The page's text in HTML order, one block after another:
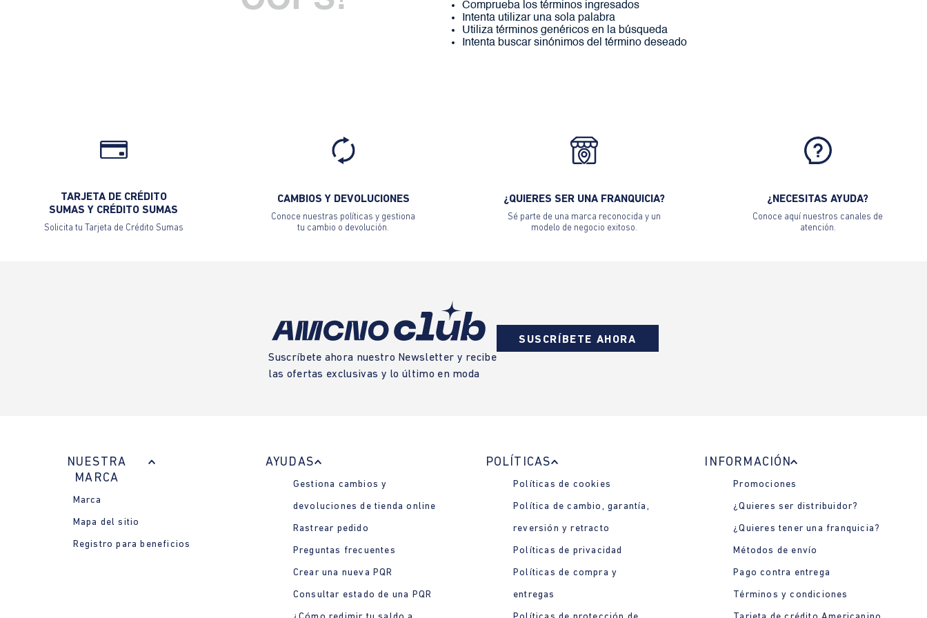
Comprueba los términos ingresados
Intenta utilizar una sola palabra
Utiliza términos genéricos en la búsqueda
Intenta buscar sinónimos del término deseado
TARJETA DE CRÉDITO
SUMAS Y CRÉDITO SUMAS
Solicita tu Tarjeta de Crédito Sumas
CAMBIOS Y DEVOLUCIONES
Conoce nuestras políticas y gestiona
tu cambio o devolución.
¿QUIERES SER UNA FRANQUICIA?
Sé parte de una marca reconocida y un
modelo de negocio exitoso.
¿NECESITAS AYUDA?
Conoce aquí nuestros canales de
atención.
Suscríbete ahora nuestro Newsletter y recibe
las ofertas exclusivas y lo último en moda
SUSCRÍBETE AHORA
NUESTRA
MARCA
Marca
Mapa del sitio
Registro para beneficios
AYUDAS
Gestiona cambios y
devoluciones de tienda online
Rastrear pedido
Preguntas frecuentes
Crear una nueva PQR
Consultar estado de una PQR
POLÍTICAS
Políticas de cookies
Política de cambio, garantía,
reversión y retracto
Políticas de privacidad
Políticas de compra y
entregas
INFORMACIÓN
Promociones
¿Quieres ser distribuidor?
¿Quieres tener una franquicia?
Métodos de envío
Pago contra entrega
Términos y condiciones